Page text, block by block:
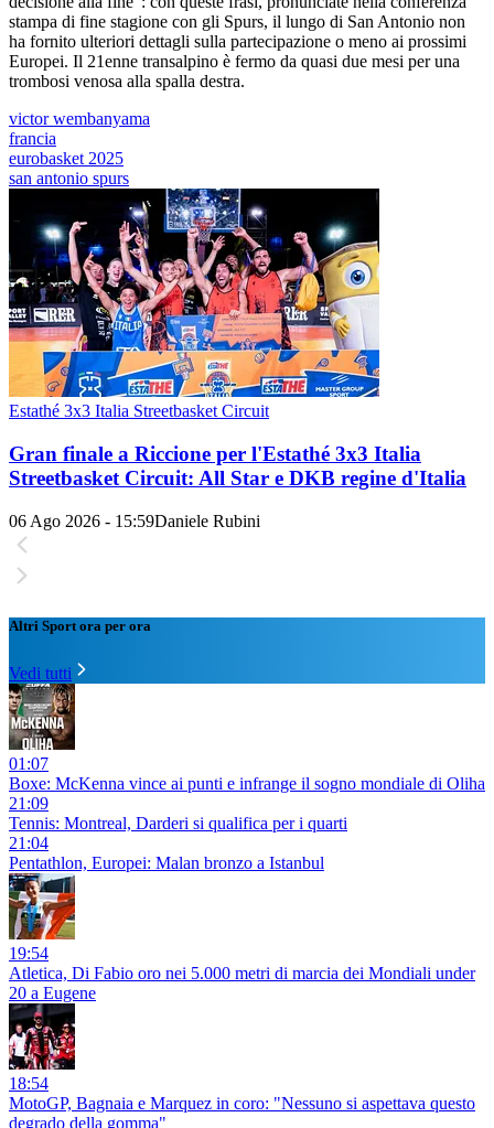
stampa di fine stagione con gli Spurs, il lungo di San Antonio non
ha fornito ulteriori dettagli sulla partecipazione o meno ai prossimi
Europei. Il 21enne transalpino è fermo da quasi due mesi per una
trombosi venosa alla spalla destra.
victor wembanyama
francia
eurobasket 2025
san antonio spurs
Estathé 3x3 Italia Streetbasket Circuit
Gran finale a Riccione per l'Estathé 3x3 Italia
Streetbasket Circuit: All Star e DKB regine d'Italia
06 Ago 2026 - 15:59Daniele Rubini
Altri Sport ora per ora
Vedi tutti
01:07
Boxe: McKenna vince ai punti e infrange il sogno mondiale di Oliha
21:09
Tennis: Montreal, Darderi si qualifica per i quarti
21:04
Pentathlon, Europei: Malan bronzo a Istanbul
19:54
Atletica, Di Fabio oro nei 5.000 metri di marcia dei Mondiali under
20 a Eugene
18:54
MotoGP, Bagnaia e Marquez in coro: "Nessuno si aspettava questo
degrado della gomma"